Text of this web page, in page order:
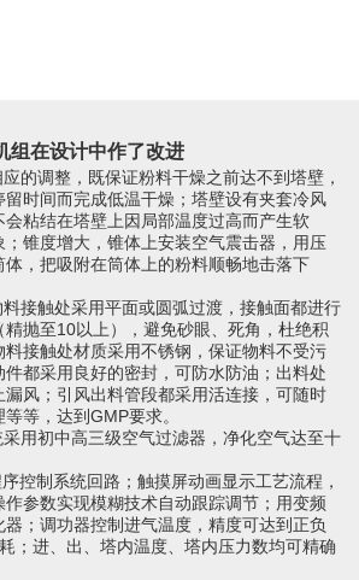
组在设计中作了改进
的调整，既保证粉料干燥之前达不到塔壁，
留时间而完成低温干燥；塔壁设有夹套冷风
粘结在塔壁上因局部温度过高而产生软
锥度增大，锥体上安装空气震击器，用压
，把吸附在筒体上的粉料顺畅地击落下
接触处采用平面或圆弧过渡，接触面都进行
精抛至10以上），避免砂眼、死角，杜绝积
接触处材质采用不锈钢，保证物料不受污
都采用良好的密封，可防水防油；出料处
风；引风出料管段都采用活连接，可随时
等，达到GMP要求。
用初中高三级空气过滤器，净化空气达至十
控制系统回路；触摸屏动画显示工艺流程，
参数实现模糊技术自动跟踪调节；用变频
；调功器控制进气温度，精度可达到正负
；进、出、塔内温度、塔内压力数均可精确